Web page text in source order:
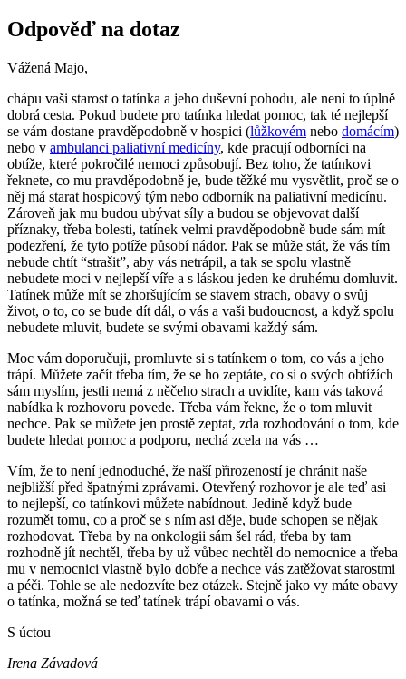
Odpověď na dotaz
Vážená Majo,
chápu vaši starost o tatínka a jeho duševní pohodu, ale není to úplně
dobrá cesta. Pokud budete pro tatínka hledat pomoc, tak té nejlepší
se vám dostane pravděpodobně v hospici (lůžkovém nebo domácím)
nebo v ambulanci paliativní medicíny, kde pracují odborníci na
obtíže, které pokročilé nemoci způsobují. Bez toho, že tatínkovi
řeknete, co mu pravděpodobně je, bude těžké mu vysvětlit, proč se o
něj má starat hospicový tým nebo odborník na paliativní medicínu.
Zároveň jak mu budou ubývat síly a budou se objevovat další
příznaky, třeba bolesti, tatínek velmi pravděpodobně bude sám mít
podezření, že tyto potíže působí nádor. Pak se může stát, že vás tím
nebude chtít “strašit”, aby vás netrápil, a tak se spolu vlastně
nebudete moci v nejlepší víře a s láskou jeden ke druhému domluvit.
Tatínek může mít se zhoršujícím se stavem strach, obavy o svůj
život, o to, co se bude dít dál, o vás a vaši budoucnost, a když spolu
nebudete mluvit, budete se svými obavami každý sám.
Moc vám doporučuji, promluvte si s tatínkem o tom, co vás a jeho
trápí. Můžete začít třeba tím, že se ho zeptáte, co si o svých obtížích
sám myslím, jestli nemá z něčeho strach a uvidíte, kam vás taková
nabídka k rozhovoru povede. Třeba vám řekne, že o tom mluvit
nechce. Pak se můžete jen prostě zeptat, zda rozhodování o tom, kde
budete hledat pomoc a podporu, nechá zcela na vás …
Vím, že to není jednoduché, že naší přirozeností je chránit naše
nejbližší před špatnými zprávami. Otevřený rozhovor je ale teď asi
to nejlepší, co tatínkovi můžete nabídnout. Jedině když bude
rozumět tomu, co a proč se s ním asi děje, bude schopen se nějak
rozhodovat. Třeba by na onkologii sám šel rád, třeba by tam
rozhodně jít nechtěl, třeba by už vůbec nechtěl do nemocnice a třeba
mu v nemocnici vlastně bylo dobře a nechce vás zatěžovat starostmi
a péči. Tohle se ale nedozvíte bez otázek. Stejně jako vy máte obavy
o tatínka, možná se teď tatínek trápí obavami o vás.
S úctou
Irena Závadová